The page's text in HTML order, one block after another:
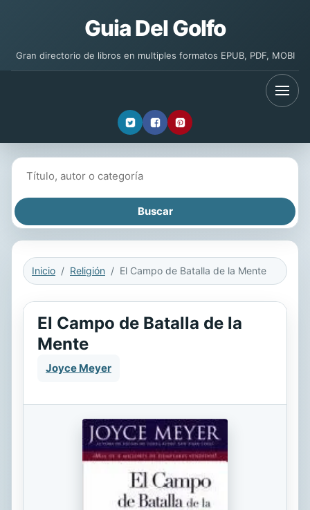
Guia Del Golfo
Gran directorio de libros en multiples formatos EPUB, PDF, MOBI
Inicio Religión El Campo de Batalla de la Mente
El Campo de Batalla de la
Mente
Joyce Meyer